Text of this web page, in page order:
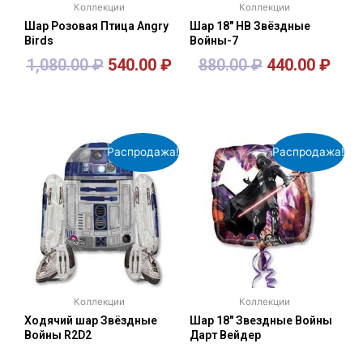
Коллекции
Шар Розовая Птица Angry
Birds
1,080.00₽ 540.00 ₽
Коллекции
Шар 18″ HB Звёздные
Войны-7
880.00₽ 440.00 ₽
Распродажа!
Коллекции
Ходячий шар Звёздные
Войны R2D2
Распродажа!
Коллекции
Шар 18″ Звездные Войны
Дарт Вейдер